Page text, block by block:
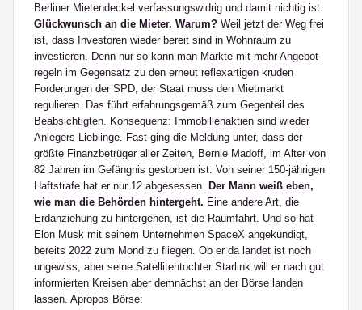
Berliner Mietendeckel verfassungswidrig und damit nichtig ist.
Glückwunsch an die Mieter. Warum? Weil jetzt der Weg frei
ist, dass Investoren wieder bereit sind in Wohnraum zu
investieren. Denn nur so kann man Märkte mit mehr Angebot
regeln im Gegensatz zu den erneut reflexartigen kruden
Forderungen der SPD, der Staat muss den Mietmarkt
regulieren. Das führt erfahrungsgemäß zum Gegenteil des
Beabsichtigten. Konsequenz: Immobilienaktien sind wieder
Anlegers Lieblinge. Fast ging die Meldung unter, dass der
größte Finanzbetrüger aller Zeiten, Bernie Madoff, im Alter von
82 Jahren im Gefängnis gestorben ist. Von seiner 150-jährigen
Haftstrafe hat er nur 12 abgesessen. Der Mann weiß eben,
wie man die Behörden hintergeht. Eine andere Art, die
Erdanziehung zu hintergehen, ist die Raumfahrt. Und so hat
Elon Musk mit seinem Unternehmen SpaceX angekündigt,
bereits 2022 zum Mond zu fliegen. Ob er da landet ist noch
ungewiss, aber seine Satellitentochter Starlink will er nach gut
informierten Kreisen aber demnächst an der Börse landen
lassen. Apropos Börse: